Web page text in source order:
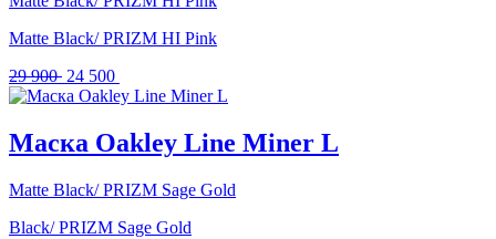
Matte Black/ PRIZM HI Pink
29 900 Первоначальная
цена
900 .
24 500
цена:
500 .
Маска Oakley Line Miner L
Matte Black/ PRIZM Sage Gold
Black/ PRIZM Sage Gold